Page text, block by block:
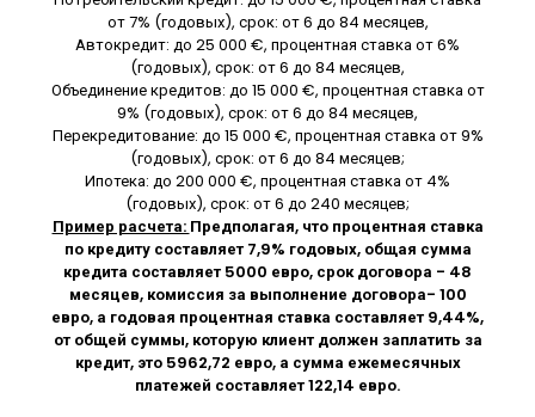
от 7% (годовых), срок: от 6 до 84 месяцев,
Автокредит: до 25 000 €, процентная ставка от 6%
(годовых), срок: от 6 до 84 месяцев,
Объединение кредитов: до 15 000 €, процентная ставка от
9% (годовых), срок: от 6 до 84 месяцев,
Перекредитование: до 15 000 €, процентная ставка от 9%
(годовых), срок: от 6 до 84 месяцев;
Ипотека: до 200 000 €, процентная ставка от 4%
(годовых), срок: от 6 до 240 месяцев;
Пример расчета: Предполагая, что процентная ставка
по кредиту составляет 7,9% годовых, общая сумма
кредита составляет 5000 евро, срок договора - 48
месяцев, комиссия за выполнение договора- 100
евро, а годовая процентная ставка составляет 9,44%,
от общей суммы, которую клиент должен заплатить за
кредит, это 5962,72 евро, а сумма ежемесячных
платежей составляет 122,14 евро.